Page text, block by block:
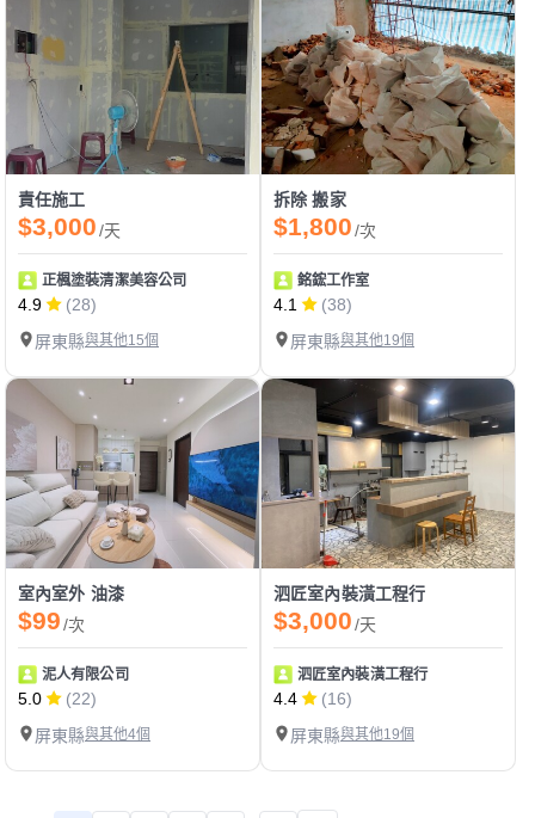
責任施工
$3,000/天
正楓塗裝清潔美容公司
4.9
(28)
屏東縣與其他15個
拆除 搬家
$1,800/次
銘鋐工作室
4.1
(38)
屏東縣與其他19個
室內室外 油漆
$99/次
泥人有限公司
5.0
(22)
屏東縣與其他4個
泗匠室內裝潢工程行
$3,000/天
泗匠室內裝潢工程行
4.4
(16)
屏東縣與其他19個